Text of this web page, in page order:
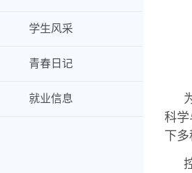
学生风采
青春日记
就业信息
科学
下